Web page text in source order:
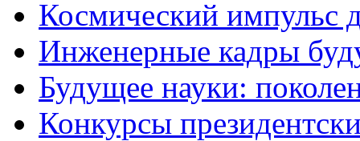
Космический импульс
Инженерные кадры
Будущее науки:
Конкурсы